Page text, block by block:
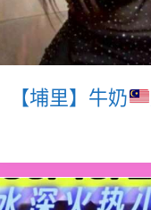
【埔里】牛奶